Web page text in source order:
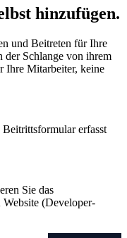
hinzufügen.
und Beitreten für Ihre
der Schlange von ihrem
Ihre Mitarbeiter, keine
erfasst
Sie das
Website (Developer-